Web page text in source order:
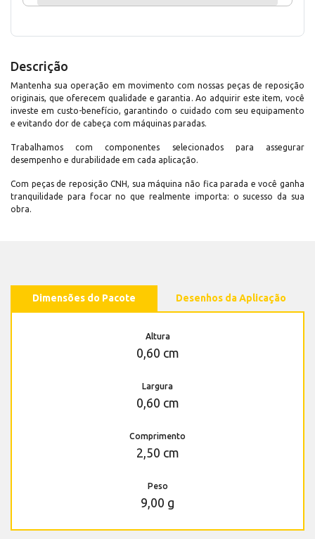
Descrição
Mantenha sua operação em movimento com nossas peças de reposição
originais, que oferecem qualidade e garantia. Ao adquirir este item, você
investe em custo-benefício, garantindo o cuidado com seu equipamento
e evitando dor de cabeça com máquinas paradas.
Trabalhamos com componentes selecionados para assegurar
desempenho e durabilidade em cada aplicação.
Com peças de reposição CNH, sua máquina não fica parada e você ganha
tranquilidade para focar no que realmente importa: o sucesso da sua
obra.
Dimensões do Pacote Desenhos da Aplicação
Altura
0,60 cm
Largura
0,60 cm
Comprimento
2,50 cm
Peso
9,00 g